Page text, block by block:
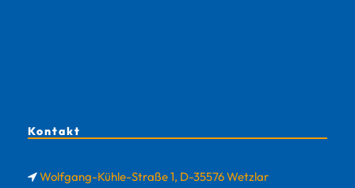
Kontakt
Wolfgang-Kühle-Straße 1, D-35576 Wetzlar